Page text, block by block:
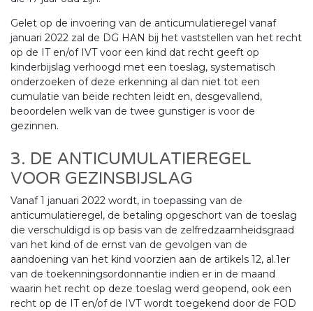
Gelet op de invoering van de anticumulatieregel vanaf
januari 2022 zal de DG HAN bij het vaststellen van het recht
op de IT en/of IVT voor een kind dat recht geeft op
kinderbijslag verhoogd met een toeslag, systematisch
onderzoeken of deze erkenning al dan niet tot een
cumulatie van beide rechten leidt en, desgevallend,
beoordelen welk van de twee gunstiger is voor de
gezinnen.
3. DE ANTICUMULATIEREGEL
VOOR GEZINSBIJSLAG
Vanaf 1 januari 2022 wordt, in toepassing van de
anticumulatieregel, de betaling opgeschort van de toeslag
die verschuldigd is op basis van de zelfredzaamheidsgraad
van het kind of de ernst van de gevolgen van de
aandoening van het kind voorzien aan de artikels 12, al.1er
van de toekenningsordonnantie indien er in de maand
waarin het recht op deze toeslag werd geopend, ook een
recht op de IT en/of de IVT wordt toegekend door de FOD